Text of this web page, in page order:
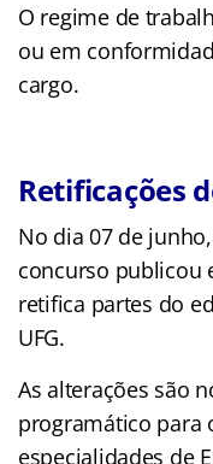
O regime de
ou em
cargo.
Retificações
No dia 07 de
concurso publicou
retifica partes do
UFG.
As alterações são
programático para
especialidades de